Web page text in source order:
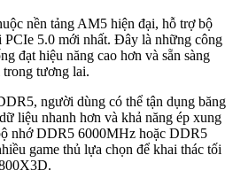
nền tảng AM5 hiện đại, hỗ trợ bộ
5.0 mới nhất. Đây là những công
đạt hiệu năng cao hơn và sẵn sàng
tương lai.
người dùng có thể tận dụng băng
liệu nhanh hơn và khả năng ép xung
nhớ DDR5 6000MHz hoặc DDR5
game thủ lựa chọn để khai thác tối